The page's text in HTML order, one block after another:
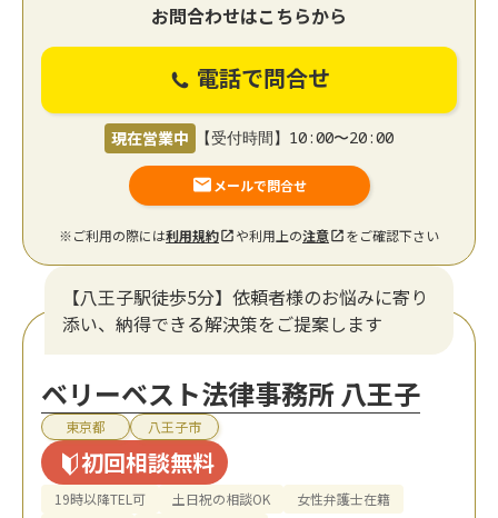
お問合わせはこちらから
電話で問合せ
現在営業中 【受付時間】10:00〜20:00
メールで問合せ
※ご利用の際には利用規約 や利用上の注意 をご確認下さい
【八王子駅徒歩5分】依頼者様のお悩みに寄り
添い、納得できる解決策をご提案します
ベリーベスト法律事務所 八王子
東京都 八王子市
初回相談無料
19時以降TEL可 土日祝の相談OK 女性弁護士在籍